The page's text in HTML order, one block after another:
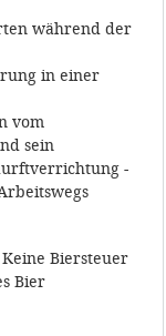
während der
in einer
vom
sein
-
Biersteuer
Bier